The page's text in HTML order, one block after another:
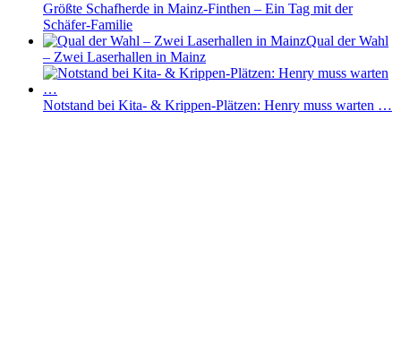
Größte Schafherde in Mainz-Finthen – Ein Tag mit der
Schäfer-Familie
Qual der Wahl
– Zwei Laserhallen in Mainz
Notstand bei Kita- & Krippen-Plätzen: Henry muss warten …